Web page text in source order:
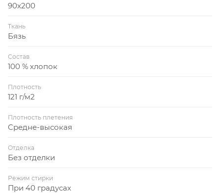
90x200
Ткань
Бязь
Состав
100 % хлопок
Плотность
121 г/м2
Плотность плетения
Средне-высокая
Отделка
Без отделки
Режим стирки
При 40 градусах